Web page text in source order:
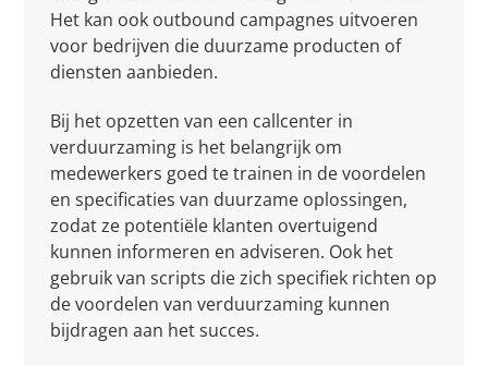
Het kan ook outbound campagnes uitvoeren
voor bedrijven die duurzame producten of
diensten aanbieden.
Bij het opzetten van een callcenter in
verduurzaming is het belangrijk om
medewerkers goed te trainen in de voordelen
en specificaties van duurzame oplossingen,
zodat ze potentiële klanten overtuigend
kunnen informeren en adviseren. Ook het
gebruik van scripts die zich specifiek richten op
de voordelen van verduurzaming kunnen
bijdragen aan het succes.